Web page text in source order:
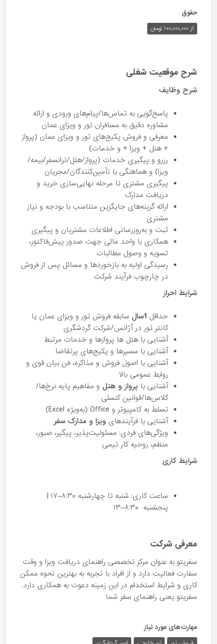
حقوق
از ۱۰۰,۰۰۰,۰۰۰ تومان
شرح موقعیت شغلی
شرح وظایف
پاسخ‌گویی به تماس‌ها/پیام‌های ورودی و ارائه
مشاوره دقیق به مسافران تور و ویزای عمان
معرفی و فروش پکیج‌های تور و ویزای عمان (پرواز
+ هتل + ویزا + و خدمات)
رزرو و پیگیری خدمات (پرواز/هتل/ترانسفر/بیمه/
ویزا) و هماهنگی با تأمین‌کنندگان/مجریان
پیگیری مشتری تا مرحله نهایی‌سازی خرید و
دریافت مدارک
ارائه گزینه‌های جایگزین متناسب با بودجه و نیاز
مشتری
ثبت و به‌روزرسانی اطلاعات مشتریان و پیگیری‌
همکاری با واحد مالی جهت صدور پیش‌فاکتور،
تسویه و وصول مطالبات
رسیدگی اولیه به بازخوردها و مسائل پس از فروش
در چارچوب فرآیند شرکت
شرایط احراز
حداقل 1سال
سابقه فروش تور و ویزای عمان یا
کانتر تور در آژانس/شرکت گردشگری
آشنایی با هتل ها پروازها و خدمات مرتبط
آشنایی با مسیرها و پکیج‌های پرتقاضا
آشنایی با اصول فروش و مذاکره، فن بیان قوی و
روابط عمومی بالا
آشنایی با پرواز و هتل و مفاهیم پایه نرخ‌ها/
کلاس‌ها/قوانین کنسلی
تسلط به کامپیوتر و Office (به‌ویژه Excel)
آشنایی با فرآیندهای ویزا و مدارک سفر
ویژگی‌های فردی: مسئولیت‌پذیر، پیگیر، صبور،
منظم، روحیه کار تیمی
شرایط کاری
ساعت کاری: شنبه تا چهارشنبه ۸:۳۰–۱۷ |
پنجشنبه ۸:۳۰–۱۳
معرفی شرکت
سفریتو به عنوان مرکز تخصصی راهنمای دریافت ویزا و وقت
سفارت فعالیت دارد و از افراد با تجربه به بهترین نحوه ممکن
کاری و شرایط استخدام در این زمینه دعوت به همکاری دارد.
سفریتو یعنی راهنمای سفر شما
مهارت‌های مورد نیاز